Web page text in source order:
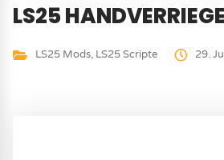
LS25
LS25 Mods, LS25 Scripte 29.